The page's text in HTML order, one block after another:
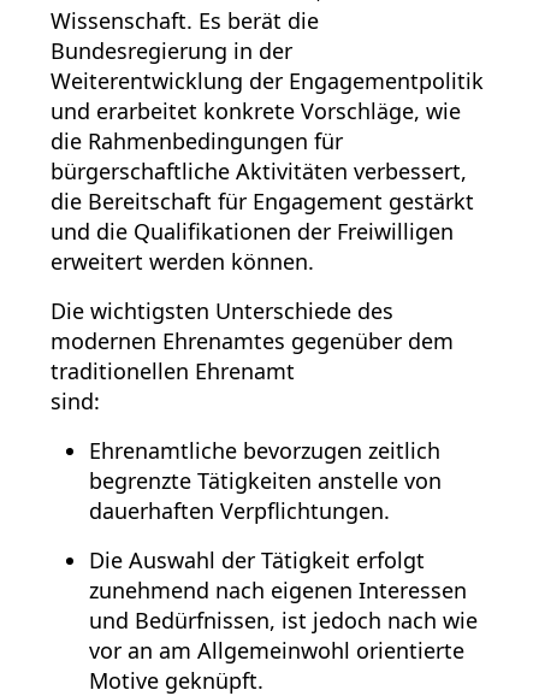
Wissenschaft. Es berät die
Bundesregierung in der
Weiterentwicklung der Engagementpolitik
und erarbeitet konkrete Vorschläge, wie
die Rahmenbedingungen für
bürgerschaftliche Aktivitäten verbessert,
die Bereitschaft für Engagement gestärkt
und die Qualifikationen der Freiwilligen
erweitert werden können.
Die wichtigsten Unterschiede des
modernen Ehrenamtes gegenüber dem
traditionellen Ehrenamt
sind:
Ehrenamtliche bevorzugen zeitlich
begrenzte Tätigkeiten anstelle von
dauerhaften Verpflichtungen.
Die Auswahl der Tätigkeit erfolgt
zunehmend nach eigenen Interessen
und Bedürfnissen, ist jedoch nach wie
vor an am Allgemeinwohl orientierte
Motive geknüpft.